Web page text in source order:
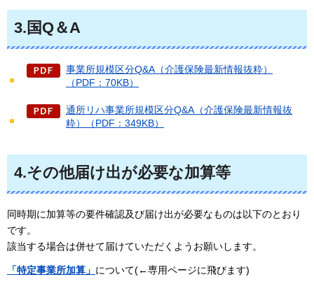
3.国Q＆A
事業所規模区分Q&A（介護保険最新情報抜粋）
（PDF：70KB）
通所リハ事業所規模区分Q&A（介護保険最新情報抜
粋）（PDF：349KB）
4.その他届け出が必要な加算等
同時期に加算等の要件確認及び届け出が必要なものは以下のとおり
です。
該当する場合は併せて届けていただくようお願いします。
「特定事業所加算」 について(←専用ページに飛びます)